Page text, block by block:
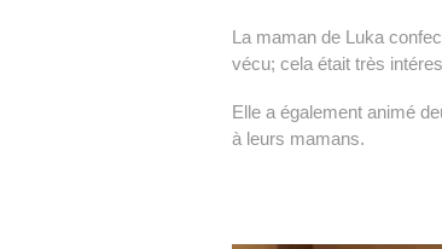
La maman de Luka
vécu; cela était très
Elle a également animé
à leurs mamans.